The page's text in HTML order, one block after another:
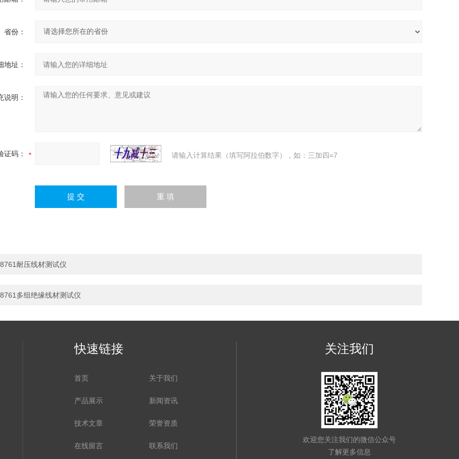
省份：
地址：
说明：
证码： 请输入计算结果（填写阿拉伯数字），如：三加四=7
8761耐压线材测试仪
8761多组绝缘线材测试仪
快速链接
首页 关于我们
产品展示 新闻资讯
技术文章 荣誉资质
在线留言 联系我们
关注我们
欢迎您关注我们的微信公众号
了解更多信息